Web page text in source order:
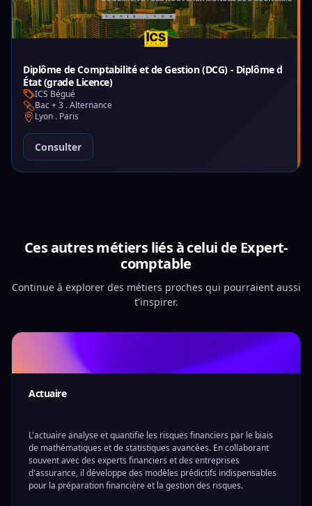
Diplôme de Comptabilité et de Gestion (DCG) - Diplôme d
État (grade Licence)
ICS Bégué
Bac + 3 . Alternance
Lyon . Paris
Consulter
Ces autres métiers liés à celui de Expert-
comptable
Continue à explorer des métiers proches qui pourraient aussi
t'inspirer.
Actuaire
L'actuaire analyse et quantifie les risques financiers par le biais
de mathématiques et de statistiques avancées. En collaborant
souvent avec des experts financiers et des entreprises
d'assurance, il développe des modèles prédictifs indispensables
pour la préparation financière et la gestion des risques.